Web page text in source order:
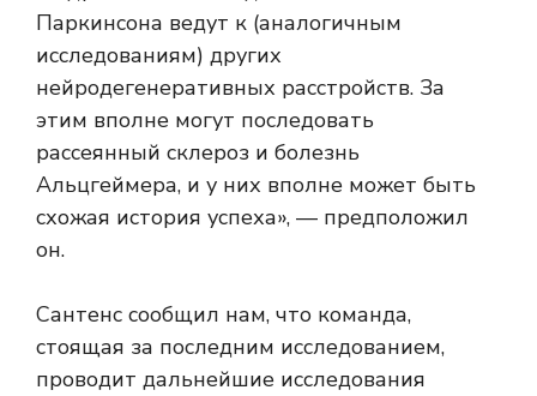
Паркинсона ведут к (аналогичным
исследованиям) других
нейродегенеративных расстройств. За
этим вполне могут последовать
рассеянный склероз и болезнь
Альцгеймера, и у них вполне может быть
схожая история успеха», — предположил
он.
Сантенс сообщил нам, что команда,
стоящая за последним исследованием,
проводит дальнейшие исследования